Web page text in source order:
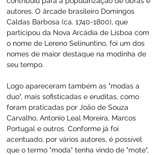
autores. O árcade brasileiro Domingos
Caldas Barbosa (ca. 1740-1800), que
participou da Nova Arcádia de Lisboa com
o nome de Lereno Selinuntino, foi um dos
nomes de maior destaque na modinha de
seu tempo.
Logo apareceram também as "modas a
duo", mais sofisticadas e eruditas, como
foram praticadas por João de Souza
Carvalho, Antonio Leal Moreira, Marcos
Portugal e outros. Conforme já foi
acentuado, por vários autores, é possível
que o termo "moda" tenha vindo de "mote",